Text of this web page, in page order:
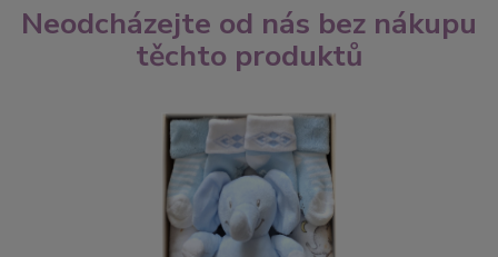
Neodcházejte od nás bez nákupu
těchto produktů